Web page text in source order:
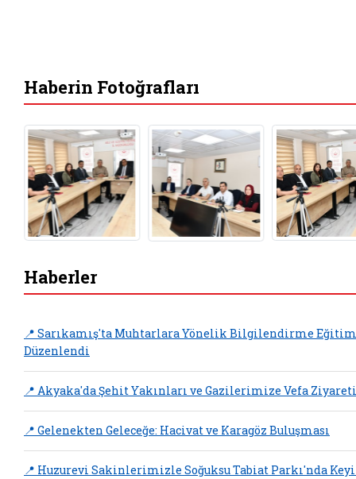
Haberin Fotoğrafları
Haberler
📍 Sarıkamış'ta Muhtarlara Yönelik Bilgilendirme
Düzenlendi
📍 Akyaka'da Şehit Yakınları ve Gazilerimize Vefa Ziyareti
📍 Gelenekten Geleceğe: Hacivat ve Karagöz Buluşması
📍 Huzurevi Sakinlerimizle Soğuksu Tabiat Parkı'nda